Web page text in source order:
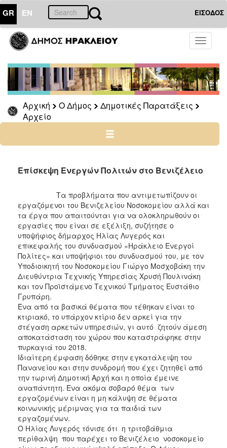
GR EN ΕΙΣΟΔΟΣ
Toggle
Αρχική Ο Δήμος
Δημοτικές Παρατάξεις
Αρχείο
ΔΗΜΟΣ
Δημοτικές
Παρατάξεις
Αρχείο
Ο
ΤΟΠΟΣ
ΑΝΘΕΚΤΙΚΗ
ΠΟΛΗ
Επίσκεψη Ενεργών Πολιτών στο Βενιζέλειο
Τα προβλήματα που αντιμετωπίζουν οι
εργαζόμενοι του Βενιζελείου Νοσοκομείου αλλά και
τα έργα που απαιτούνται για να ολοκληρωθούν οι
εργασίες που είναι σε εξέλιξη, συζήτησε ο
υποψήφιος δήμαρχος Ηλίας Λυγερός και
επικεφαλής του συνδυασμού «Ηράκλειο Ενεργοί
Πολίτες» και υποψήφιοι του συνδυασμού του, με τον
Υποδιοικητή του Νοσοκομείου Γιώργο Μοσχοβάκη την
Διευθύντρια Τεχνικής Υπηρεσίας Χρυσή Πουλινάκη
και τον Προϊστάμενο Τεχνικού Τμήματος Ευστάθιο
Γρυπάρη.
Ένα από τα βασικά θέματα που τέθηκαν είναι το
κτιριακό, το υπάρχον κτίριο δεν αρκεί για την
στέγαση αρκετών υπηρεσιών, γι αυτό ζητούν άμεση
αποκατάσταση του χώρου που καταστράφηκε στην
πυρκαγιά του 2018.
Ιδιαίτερη έμφαση δόθηκε στην εγκατάλειψη του
Πανανείου και στην συνδρομή που έχει ζητηθεί από
την τωρινή Δημοτική Αρχή και η οποία έμεινε
αναπάντητη. Ένα ακόμα σοβαρό θέμα των
εργαζομένων είναι η μη κάλυψη σε θέματα
κοινωνικής μέριμνας για τα παιδιά των
εργαζομένων.
Ο Ηλίας Λυγερός τόνισε ότι η τριτοβάθμια
περίθαλψη που παρέχει το Βενιζέλειο νοσοκομείο